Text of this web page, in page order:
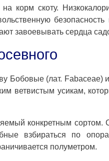
корм скоту.
безопасность
завоевывать сердца
Бобовые (лат.
ветвистым усикам,
конкретным сортом.
взбираться по
полуметром.